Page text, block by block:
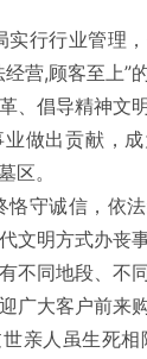
行行业管理
营,顾客至上”
、倡导精神文
做出贡献，
区。
守诚信，依法
文明方式办丧
不同地段、不
广大客户前来
亲人虽生死